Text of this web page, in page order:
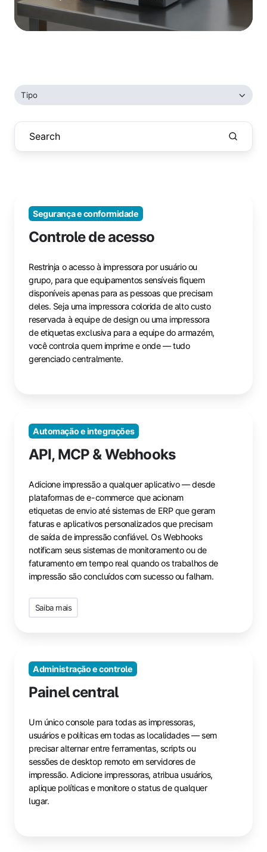
apenas
funcionando
24
horas
de
ERP,
envio,
listas
separação
algo
precisa
impresso
sem
intervenção
humana,
Tipo
Segurança e conformidade
Controle de acesso
Restrinja o acesso à impressora por usuário ou
grupo, para que equipamentos sensíveis fiquem
disponíveis apenas para as pessoas que precisam
deles. Seja uma impressora colorida de alto custo
reservada à equipe de design ou uma impressora
de etiquetas exclusiva para a equipe do armazém,
você controla quem imprime e onde — tudo
gerenciado centralmente.
Automação e integrações
API, MCP & Webhooks
Adicione impressão a qualquer aplicativo — desde
plataformas de e-commerce que acionam
etiquetas de envio até sistemas de ERP que geram
faturas e aplicativos personalizados que precisam
de saída de impressão confiável. Os Webhooks
notificam seus sistemas de monitoramento ou de
faturamento em tempo real quando os trabalhos de
impressão são concluídos com sucesso ou falham.
Saiba mais
Administração e controle
Painel central
Um único console para todas as impressoras,
usuários e políticas em todas as localidades — sem
precisar alternar entre ferramentas, scripts ou
sessões de desktop remoto em servidores de
impressão. Adicione impressoras, atribua usuários,
aplique políticas e monitore o status de qualquer
lugar.